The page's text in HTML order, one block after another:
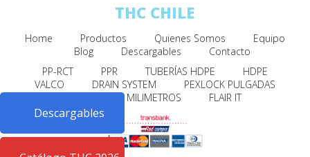
THC CHILE
Home Productos Quienes Somos
Equipo
Blog
Descargables
Contacto
PP-RCT
PPR TUBERÍAS HDPE
HDPE
VALCO
DRAIN SYSTEM
PEXLOCK PULGADAS
PEXLOCK MILIMETROS
FLAIR IT
Descargables